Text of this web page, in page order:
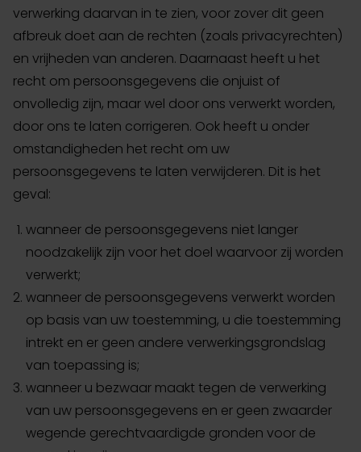
verwerking daarvan in te zien, voor zover dit geen
afbreuk doet aan de rechten (zoals privacyrechten)
en vrijheden van anderen. Daarnaast heeft u het
recht om persoonsgegevens die onjuist of
onvolledig zijn, maar wel door ons verwerkt worden,
door ons te laten corrigeren. Ook heeft u onder
omstandigheden het recht om uw
persoonsgegevens te laten verwijderen. Dit is het
geval:
wanneer de persoonsgegevens niet langer
noodzakelijk zijn voor het doel waarvoor zij worden
verwerkt;
wanneer de persoonsgegevens verwerkt worden
op basis van uw toestemming, u die toestemming
intrekt en er geen andere verwerkingsgrondslag
van toepassing is;
wanneer u bezwaar maakt tegen de verwerking
van uw persoonsgegevens en er geen zwaarder
wegende gerechtvaardigde gronden voor de